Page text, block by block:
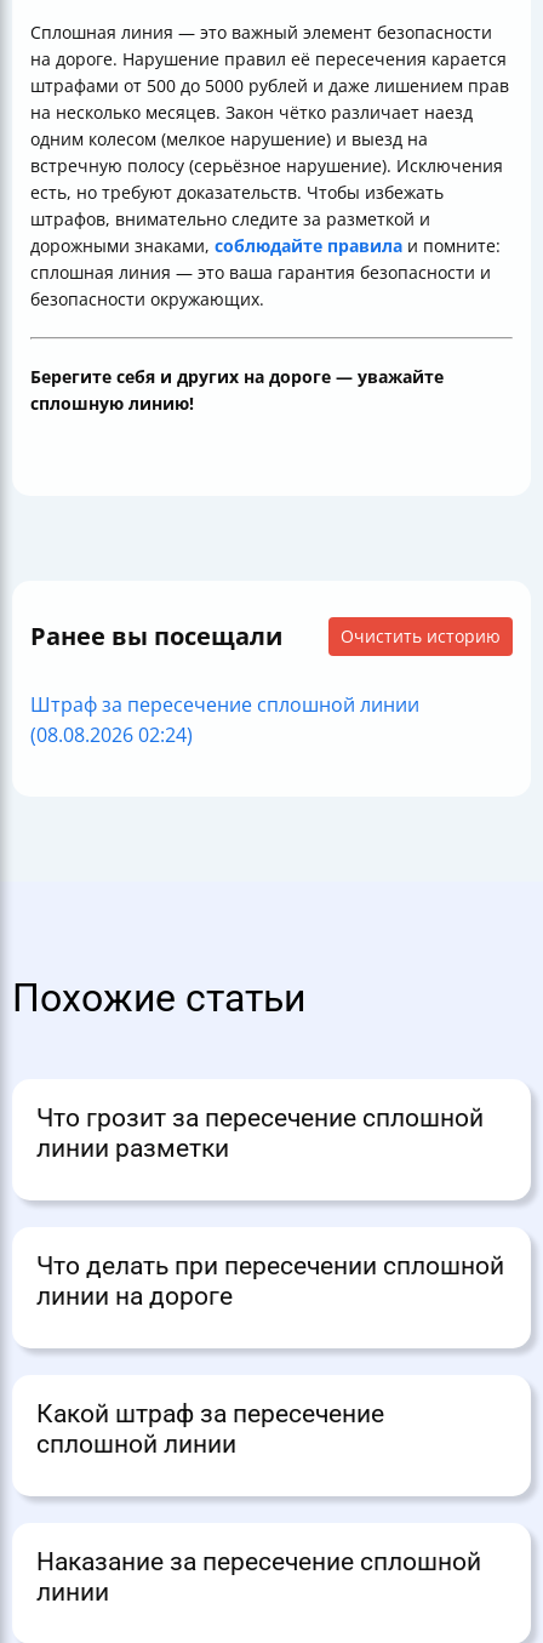
Сплошная линия — это важный элемент безопасности
на дороге. Нарушение правил её пересечения карается
штрафами от 500 до 5000 рублей и даже лишением прав
на несколько месяцев. Закон чётко различает наезд
одним колесом (мелкое нарушение) и выезд на
встречную полосу (серьёзное нарушение). Исключения
есть, но требуют доказательств. Чтобы избежать
штрафов, внимательно следите за разметкой и
дорожными знаками, соблюдайте правила и помните:
сплошная линия — это ваша гарантия безопасности и
безопасности окружающих.
Берегите себя и других на дороге — уважайте
сплошную линию!
Ранее вы посещали Очистить историю
Штраф за пересечение сплошной линии
(08.08.2026 02:24)
Похожие статьи
Что грозит за пересечение сплошной
линии разметки
Что делать при пересечении сплошной
линии на дороге
Какой штраф за пересечение
сплошной линии
Наказание за пересечение сплошной
линии